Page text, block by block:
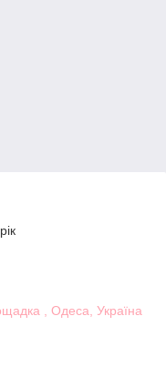
, Одеса, Україна